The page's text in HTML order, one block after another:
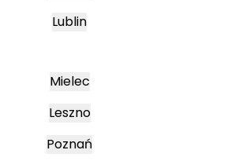
Lublin
Mielec
Leszno
Poznań